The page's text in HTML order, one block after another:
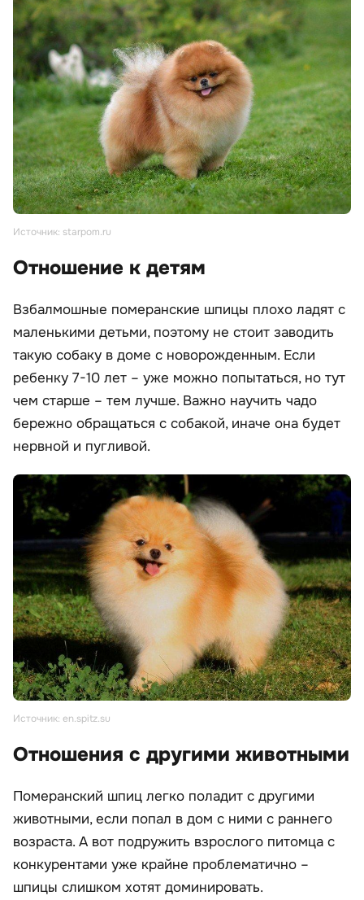
Источник: starpom.ru
Отношение к детям
Взбалмошные померанские шпицы плохо ладят с
маленькими детьми, поэтому не стоит заводить
такую собаку в доме с новорожденным. Если
ребенку 7-10 лет – уже можно попытаться, но тут
чем старше – тем лучше. Важно научить чадо
бережно обращаться с собакой, иначе она будет
нервной и пугливой.
Источник: en.spitz.su
Отношения с другими животными
Померанский шпиц легко поладит с другими
животными, если попал в дом с ними с раннего
возраста. А вот подружить взрослого питомца с
конкурентами уже крайне проблематично –
шпицы слишком хотят доминировать.